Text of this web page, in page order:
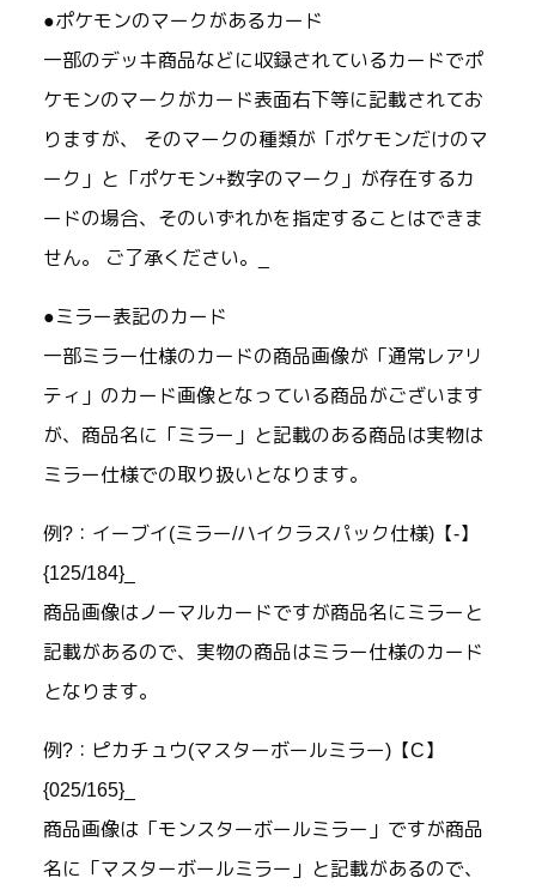
●ポケモンのマークがあるカード
一部のデッキ商品などに収録されているカードでポ
ケモンのマークがカード表面右下等に記載されてお
りますが、 そのマークの種類が「ポケモンだけのマ
ーク」と「ポケモン+数字のマーク」が存在するカ
ードの場合、そのいずれかを指定することはできま
せん。 ご了承ください。_
●ミラー表記のカード
一部ミラー仕様のカードの商品画像が「通常レアリ
ティ」のカード画像となっている商品がございます
が、商品名に「ミラー」と記載のある商品は実物は
ミラー仕様での取り扱いとなります。
例?：イーブイ(ミラー/ハイクラスパック仕様)【-】
{125/184}_
商品画像はノーマルカードですが商品名にミラーと
記載があるので、実物の商品はミラー仕様のカード
となります。
例?：ピカチュウ(マスターボールミラー)【C】
{025/165}_
商品画像は「モンスターボールミラー」ですが商品
名に「マスターボールミラー」と記載があるので、